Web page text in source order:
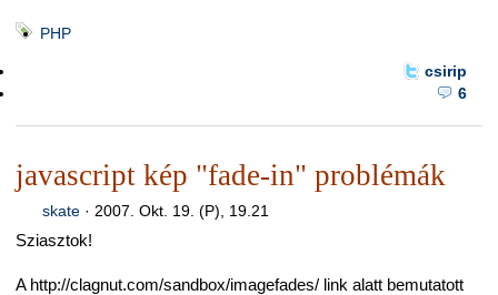
PHP
csirip
6
javascript kép "fade-in" problémák
skate· 2007. Okt. 19. (P), 19.21
Sziasztok!
A http://clagnut.com/sandbox/imagefades/ link alatt bemutatott